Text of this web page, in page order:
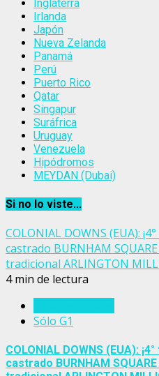
Inglaterra
Irlanda
Japón
Nueva Zelanda
Panamá
Perú
Puerto Rico
Qatar
Singapur
Suráfrica
Uruguay
Venezuela
Hipódromos
MEYDAN (Dubai)
Si no lo viste...
COLONIAL DOWNS (EUA):
castrado BURNHAM
tradicional ARLINGTON
4 min de lectura
Sólo G1
COLONIAL DOWNS (EUA):
castrado BURNHAM